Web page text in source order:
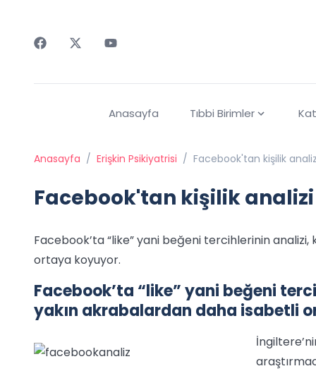
Anasayfa Tıbbi Birimler
Anasayfa / Erişkin Psikiyatrisi / Facebook'tan kişilik
Facebook'tan kişilik analizi
Facebook’ta “like” yani beğeni tercihlerinin
ortaya koyuyor.
Facebook’ta “like” yani beğeni
yakın akrabalardan daha isabetli